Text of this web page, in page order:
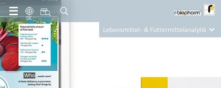
DE
Lebensmittel- & Futtermittelanalytik
Nutrition Care